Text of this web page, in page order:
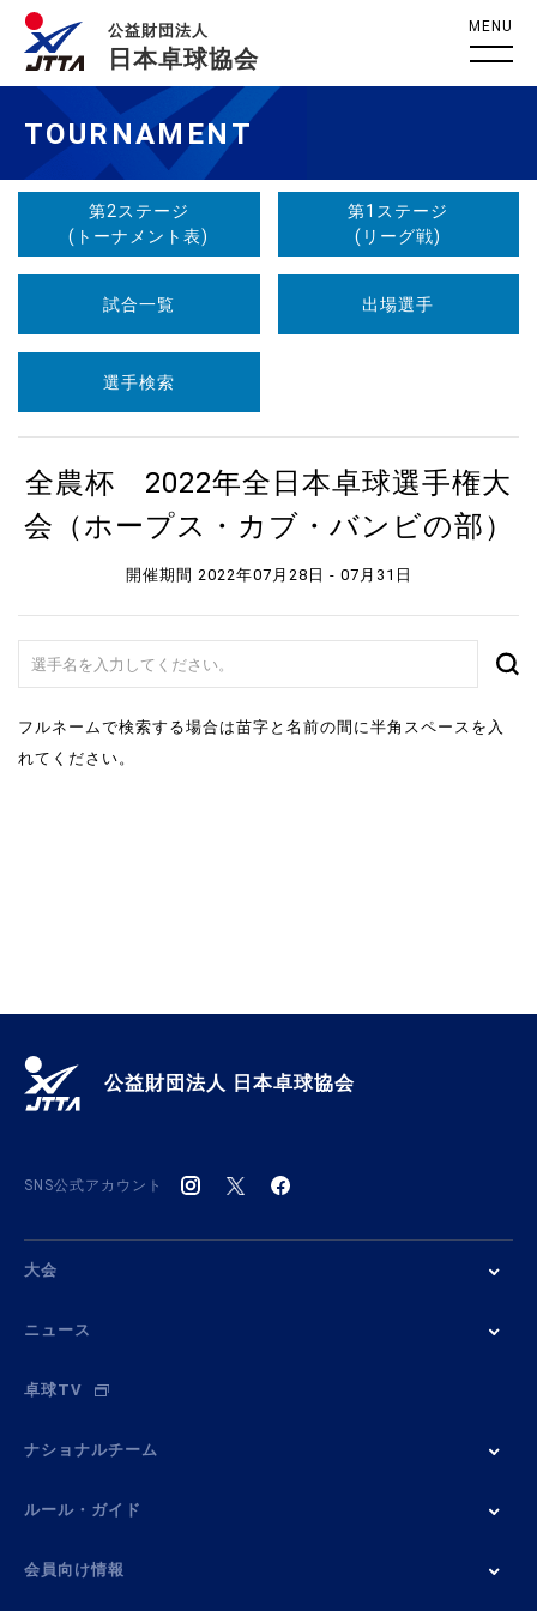
公益財団法人
日本卓球協会
MENU
TOURNAMENT
第2ステージ
(トーナメント表)
第1ステージ
(リーグ戦)
試合一覧 出場選手
選手検索
全農杯 2022年全日本卓球選手権大
会（ホープス・カブ・バンビの部）
開催期間 2022年07月28日 - 07月31日
フルネームで検索する場合は苗字と名前の間に半角スペースを入
れてください。
公益財団法人 日本卓球協会
SNS公式アカウント
大会
ニュース
卓球TV
ナショナルチーム
ルール・ガイド
会員向け情報